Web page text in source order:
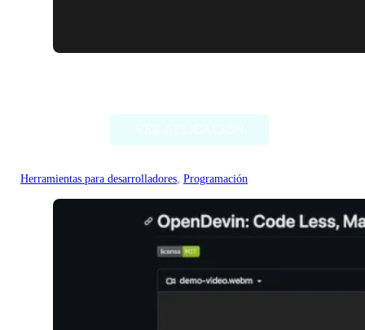
Herramientas para desarrolladores, Programación